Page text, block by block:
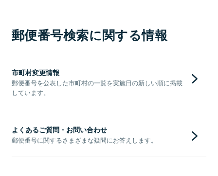
郵便番号検索に関する情報
市町村変更情報
郵便番号を公表した市町村の一覧を実施日の新しい順に掲載
しています。
よくあるご質問・お問い合わせ
郵便番号に関するさまざまな疑問にお答えします。